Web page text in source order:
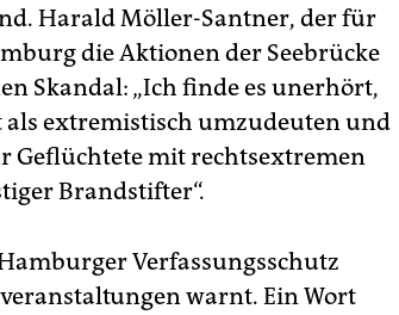
Harald Möller-Santner,­ der für
die Aktionen der Seebrücke
Skandal: „Ich finde es unerhört,
als extremistisch umzudeuten und
Geflüchtete mit rechtsextremen
Brandstifter“.
Verfassungsschutz
warnt. Ein Wort